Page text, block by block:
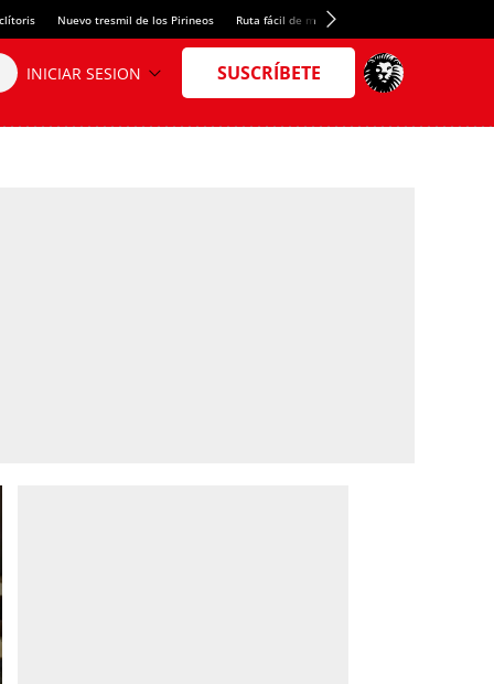
Nuevo tresmil de los Pirineos Ruta fácil de montaña